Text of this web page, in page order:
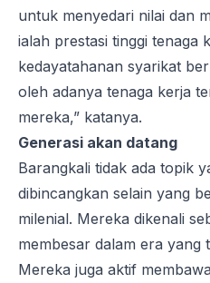
untuk menyedari nilai dan
ialah prestasi tinggi tenaga
kedayatahanan syarikat
oleh adanya tenaga kerja
mereka,” katanya.
Generasi akan datang
Barangkali tidak ada topik
dibincangkan selain yang
milenial. Mereka dikenali
membesar dalam era yang
Mereka juga aktif